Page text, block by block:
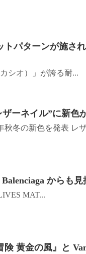
トパターンが施さ
シオ）」が誇る耐...
ーネイル”に新色
秋冬の新色を発表 レ
からも
MAT...
黄金の風』と